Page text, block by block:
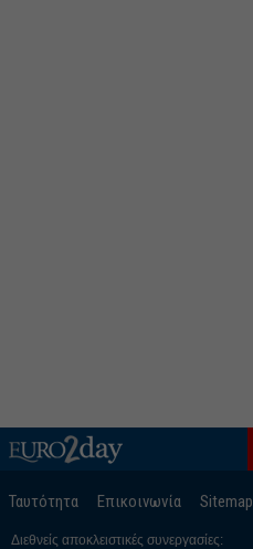
Ταυτότητα Επικοινωνία Sitemap
Διεθνείς αποκλειστικές συνεργασίες: